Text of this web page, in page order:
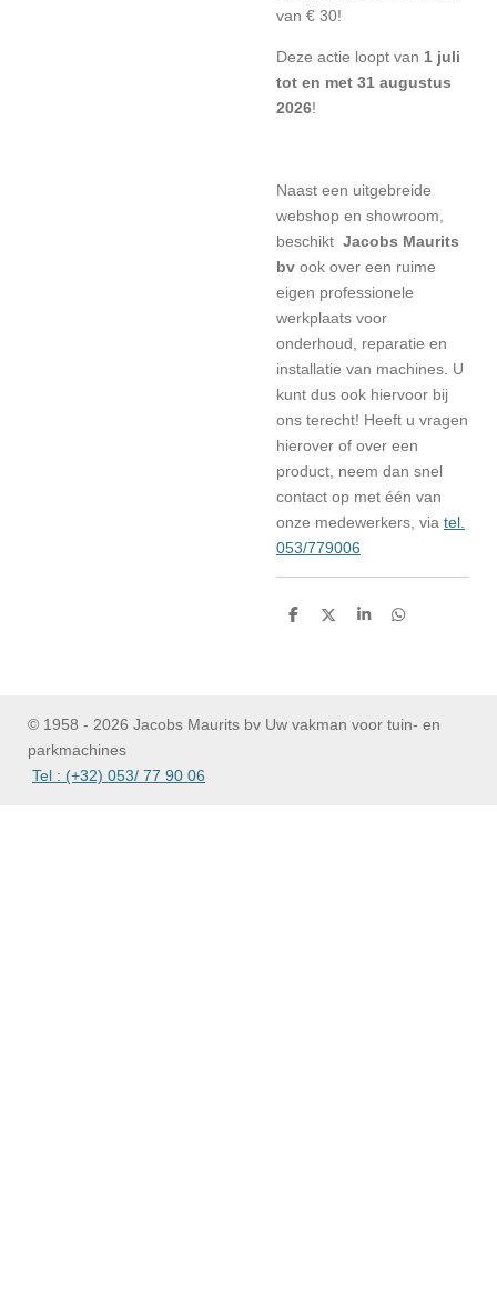
van € 30!
Deze actie loopt van 1 juli
tot en met 31 augustus
2026!
Naast een uitgebreide
webshop en showroom,
beschikt Jacobs Maurits
bv ook over een ruime
eigen professionele
werkplaats voor
onderhoud, reparatie en
installatie van machines. U
kunt dus ook hiervoor bij
ons terecht! Heeft u vragen
hierover of over een
product, neem dan snel
contact op met één van
onze medewerkers, via tel.
053/779006
D
D
S
D
© 1958 - 2026 Jacobs Maurits bv Uw vakman voor tuin- en
parkmachines
Tel : (+32) 053/ 77 90 06